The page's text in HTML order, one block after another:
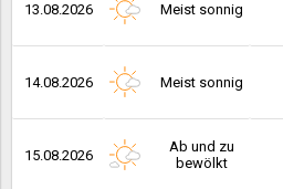
13.08.2026 Meist sonnig
14.08.2026 Meist sonnig
15.08.2026
Ab und zu
bewölkt